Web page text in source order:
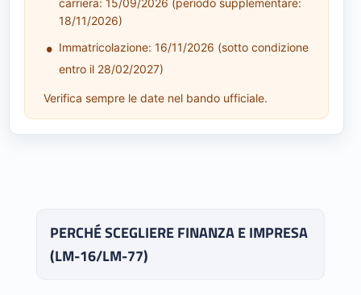
carriera: 15/09/2026 (periodo supplementare:
18/11/2026)
Immatricolazione: 16/11/2026 (sotto condizione
entro il 28/02/2027)
Verifica sempre le date nel bando ufficiale.
PERCHÉ SCEGLIERE FINANZA E IMPRESA
(LM-16/LM-77)